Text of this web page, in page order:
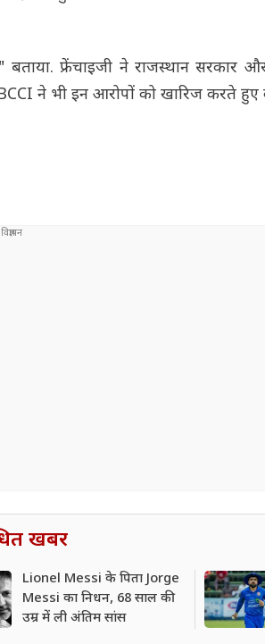
फ्रेंचाइजी ने राजस्थान सरकार
ने भी इन आरोपों को खारिज करते हुए
खबर
Lionel Messi के पिता Jorge
Messi का निधन, 68 साल की
उम्र में ली अंतिम सांस